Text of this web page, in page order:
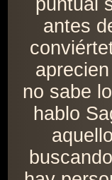
puntual
antes
no sabe
hablo